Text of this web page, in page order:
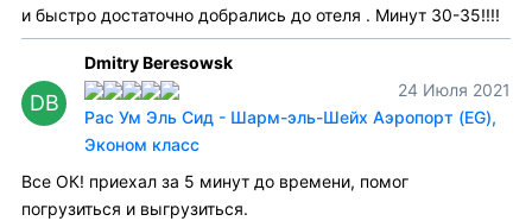
и быстро достаточно добрались до отеля . Минут 30-35!!!!
DB
Dmitry Beresowsk
24 Июля 2021
Рас Ум Эль Сид - Шарм-эль-Шейх Аэропорт (EG),
Эконом класс
Все ОК! приехал за 5 минут до времени, помог
погрузиться и выгрузиться.